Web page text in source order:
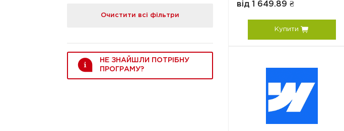
Очистити всі фільтри
НЕ ЗНАЙШЛИ ПОТРІБНУ
ПРОГРАМУ?
від 1 649.89 ₴
Купити